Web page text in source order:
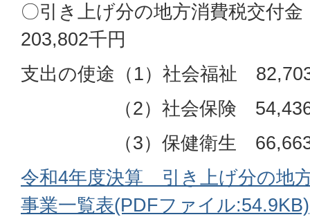
〇引き上げ分の地方消費税交付
203,802千円
支出の使途（1）社会福祉
（2）社会保険 54,436
（3）保健衛生 66,663
令和4年度決算 引き上げ分の地
事業一覧表(PDFファイル:54.9KB)